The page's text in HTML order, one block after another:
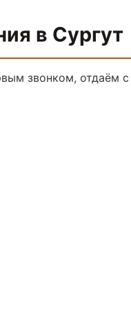
в Сургут
звонком, отдаём